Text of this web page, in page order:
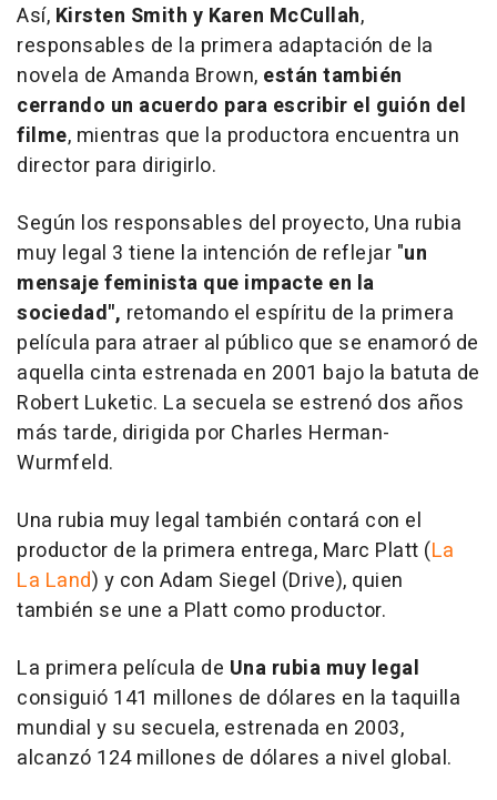
Así, Kirsten Smith y Karen McCullah,
responsables de la primera adaptación de la
novela de Amanda Brown, están también
cerrando un acuerdo para escribir el guión del
filme, mientras que la productora encuentra un
director para dirigirlo.
Según los responsables del proyecto, Una rubia
muy legal 3 tiene la intención de reflejar "un
mensaje feminista que impacte en la
sociedad", retomando el espíritu de la primera
película para atraer al público que se enamoró de
aquella cinta estrenada en 2001 bajo la batuta de
Robert Luketic. La secuela se estrenó dos años
más tarde, dirigida por Charles Herman-
Wurmfeld.
Una rubia muy legal también contará con el
productor de la primera entrega, Marc Platt (La
La Land) y con Adam Siegel (Drive), quien
también se une a Platt como productor.
La primera película de Una rubia muy legal
consiguió 141 millones de dólares en la taquilla
mundial y su secuela, estrenada en 2003,
alcanzó 124 millones de dólares a nivel global.